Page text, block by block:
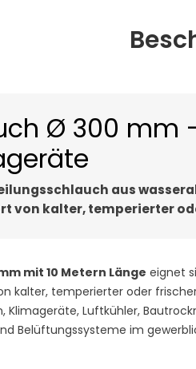
Ø 300 mm
aus
von kalter, temperierter
mit 10 Metern Länge eignet
kalter, temperierter oder
Klimageräte, Luftkühler,
Belüftungssysteme im